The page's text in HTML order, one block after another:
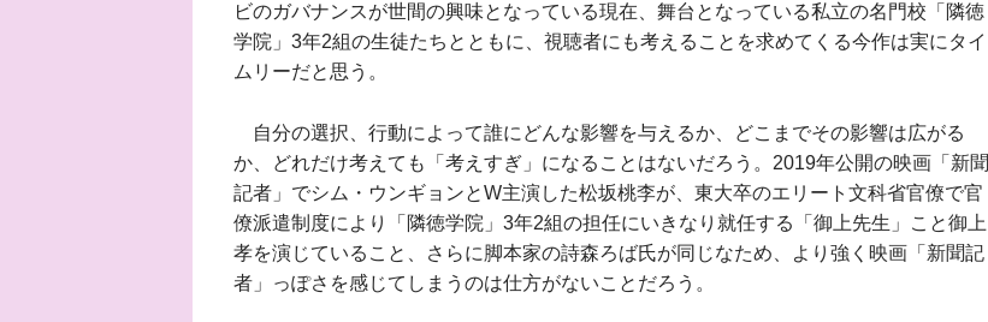
ビのガバナンスが世間の興味となっている現在、舞台となっている私立の名門校「隣徳
学院」3年2組の生徒たちとともに、視聴者にも考えることを求めてくる今作は実にタイ
ムリーだと思う。
自分の選択、行動によって誰にどんな影響を与えるか、どこまでその影響は広がる
か、どれだけ考えても「考えすぎ」になることはないだろう。2019年公開の映画「新聞
記者」でシム・ウンギョンとW主演した松坂桃李が、東大卒のエリート文科省官僚で官
僚派遣制度により「隣徳学院」3年2組の担任にいきなり就任する「御上先生」こと御上
孝を演じていること、さらに脚本家の詩森ろば氏が同じなため、より強く映画「新聞記
者」っぽさを感じてしまうのは仕方がないことだろう。